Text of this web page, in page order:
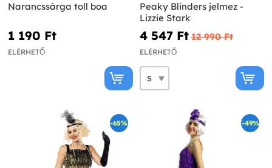
Narancssárga toll boa
1 190 Ft‎
ELÉRHETŐ
Peaky Blinders jelmez -
Lizzie Stark
4 547 Ft‎ 12 990 Ft‎
ELÉRHETŐ
-65% -49%